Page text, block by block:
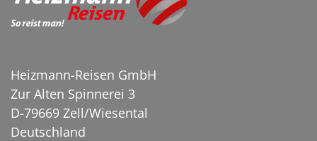
Bayerische Weißwurst mit
Bretzel und Bier
©Bernd Jürgens - stock.adobe.com
Heizmann-Reisen GmbH
Zur Alten Spinnerei 3
D-79669 Zell/Wiesental
Deutschland